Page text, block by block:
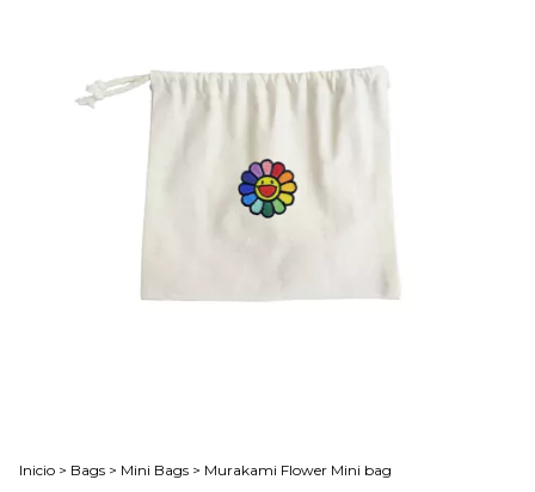
Inicio > Bags > Mini Bags > Murakami Flower Mini bag